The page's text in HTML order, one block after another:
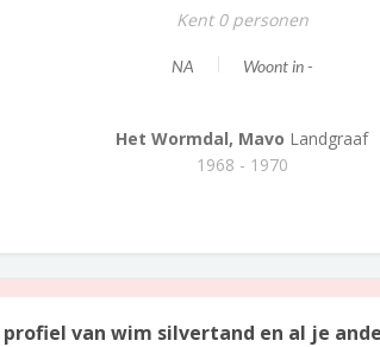
Kent 0 personen
NA Woont in -
Het Wormdal, Mavo Landgraaf
1968 - 1970
van wim silvertand en al je